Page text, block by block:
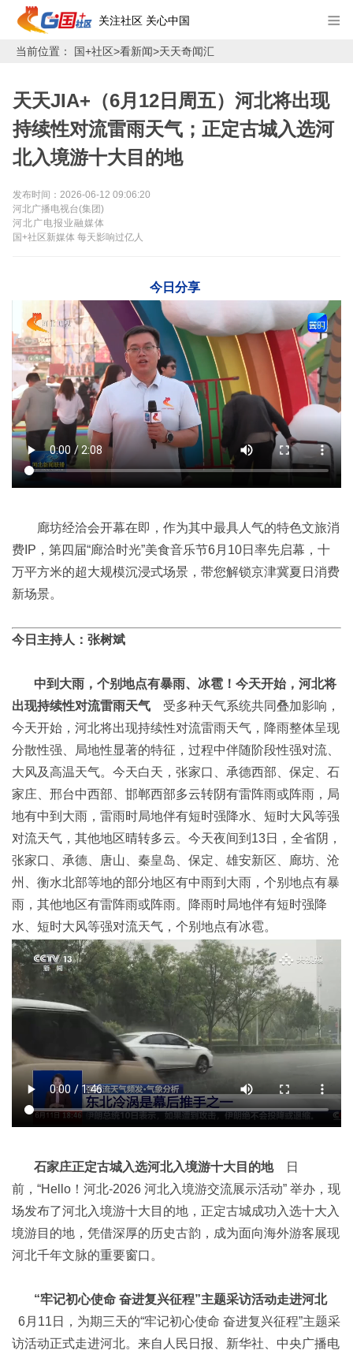
关注社区 关心中国 ≡
当前位置： 国+社区>看新闻>天天奇闻汇
天天JIA+（6月12日周五）河北将出现
持续性对流雷雨天气；正定古城入选河
北入境游十大目的地
发布时间：2026-06-12 09:06:20
河北广播电视台(集团)
河北广电报业融媒体
国+社区新媒体 每天影响过亿人
今日分享
廊坊经洽会开幕在即，作为其中最具人气的特色文旅消
费IP，第四届“廊洽时光”美食音乐节6月10日率先启幕，十
万平方米的超大规模沉浸式场景，带您解锁京津冀夏日消费
新场景。
今日主持人：张树斌
中到大雨，个别地点有暴雨、冰雹！今天开始，河北将
出现持续性对流雷雨天气 受多种天气系统共同叠加影响，
今天开始，河北将出现持续性对流雷雨天气，降雨整体呈现
分散性强、局地性显著的特征，过程中伴随阶段性强对流、
大风及高温天气。今天白天，张家口、承德西部、保定、石
家庄、邢台中西部、邯郸西部多云转阴有雷阵雨或阵雨，局
地有中到大雨，雷雨时局地伴有短时强降水、短时大风等强
对流天气，其他地区晴转多云。今天夜间到13日，全省阴，
张家口、承德、唐山、秦皇岛、保定、雄安新区、廊坊、沧
州、衡水北部等地的部分地区有中雨到大雨，个别地点有暴
雨，其他地区有雷阵雨或阵雨。降雨时局地伴有短时强降
水、短时大风等强对流天气，个别地点有冰雹。
石家庄正定古城入选河北入境游十大目的地
日
前，“Hello！河北-2026 河北入境游交流展示活动” 举办，现
场发布了河北入境游十大目的地，正定古城成功入选十大入
境游目的地，凭借深厚的历史古韵，成为面向海外游客展现
河北千年文脉的重要窗口。
“牢记初心使命 奋进复兴征程”主题采访活动走进河北
6月11日，为期三天的“牢记初心使命 奋进复兴征程”主题采
访活动正式走进河北。来自人民日报、新华社、中央广播电